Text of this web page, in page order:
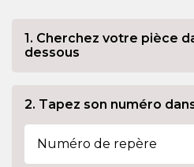
1. Cherchez votre pièce
dessous
2. Tapez son numéro